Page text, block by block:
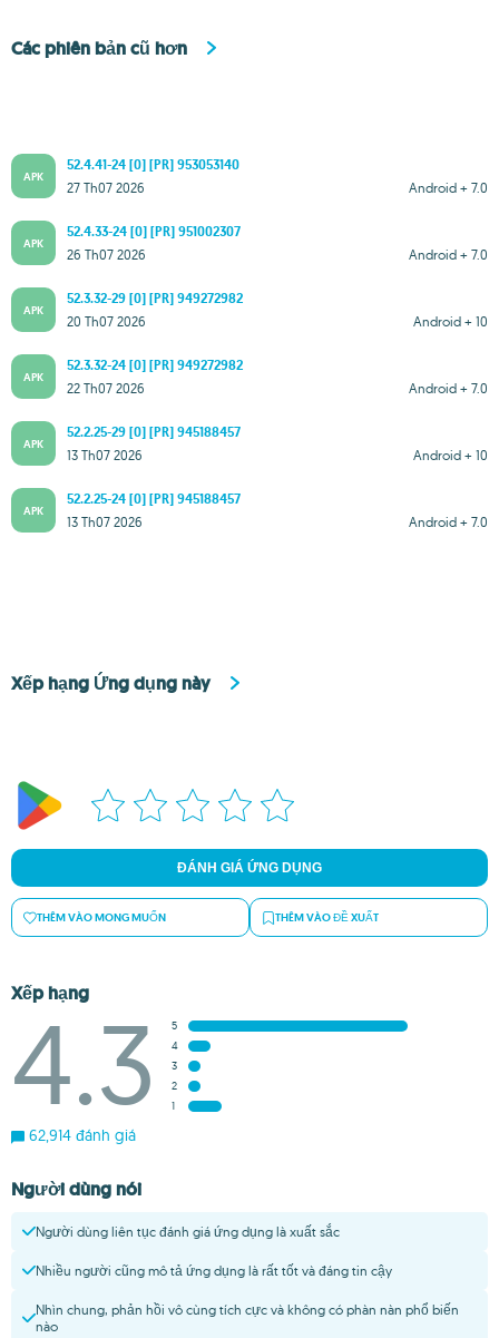
Các phiên bản cũ hơn
APK
52.4.41-24 [0] [PR] 953053140
Android + 7.0
27 Th07 2026
APK
52.4.33-24 [0] [PR] 951002307
Android + 7.0
26 Th07 2026
APK
52.3.32-29 [0] [PR] 949272982
Android + 10
20 Th07 2026
APK
52.3.32-24 [0] [PR] 949272982
Android + 7.0
22 Th07 2026
APK
52.2.25-29 [0] [PR] 945188457
Android + 10
13 Th07 2026
APK
52.2.25-24 [0] [PR] 945188457
Android + 7.0
13 Th07 2026
Xếp hạng Ứng dụng này
ĐÁNH GIÁ ỨNG DỤNG
THÊM VÀO MONG MUỐN THÊM VÀO ĐỀ XUẤT
Xếp hạng
4.3
5
4
3
2
1
62,914 đánh giá
Người dùng nói
Người dùng liên tục đánh giá ứng dụng là xuất sắc
Nhiều người cũng mô tả ứng dụng là rất tốt và đáng tin cậy
Nhìn chung, phản hồi vô cùng tích cực và không có phàn nàn phổ biến
nào